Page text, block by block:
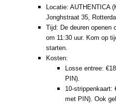
Locatie: AUTHENTICA
Jonghstraat 35,
Tijd: De deuren openen
om 11:30 uur. Kom op
starten.
Kosten:
Losse entree:
PIN).
10-strippenkaart:
met PIN). Ook